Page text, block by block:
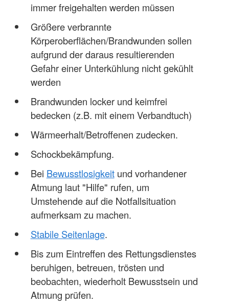
immer freigehalten werden müssen
Größere verbrannte
Körperoberflächen/Brandwunden sollen
aufgrund der daraus resultierenden
Gefahr einer Unterkühlung nicht gekühlt
werden
Brandwunden locker und keimfrei
bedecken (z.B. mit einem Verbandtuch)
Wärmeerhalt/Betroffenen zudecken.
Schockbekämpfung.
Bei Bewusstlosigkeitund vorhandener
Atmung laut "Hilfe" rufen, um
Umstehende auf die Notfallsituation
aufmerksam zu machen.
Stabile Seitenlage.
Bis zum Eintreffen des Rettungsdienstes
beruhigen, betreuen, trösten und
beobachten, wiederholt Bewusstsein und
Atmung prüfen.